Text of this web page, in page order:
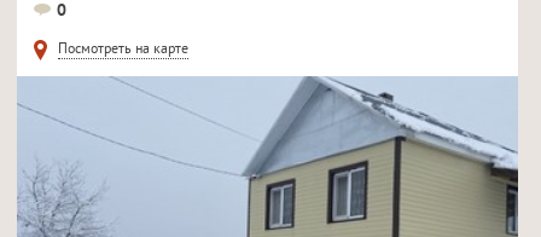
0
Посмотреть на карте